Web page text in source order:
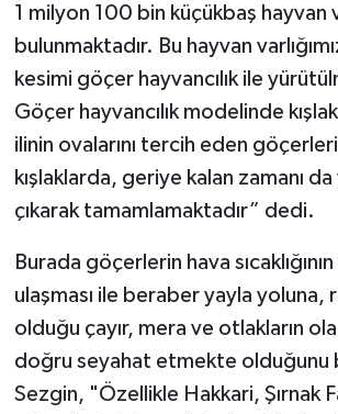
1 milyon 100 bin küçükbaş hayvan
bulunmaktadır. Bu hayvan
kesimi göçer hayvancılık ile
Göçer hayvancılık modelinde
ilinin ovalarını tercih eden
kışlaklarda, geriye kalan zamanı
çıkarak tamamlamaktadır” dedi.
Burada göçerlerin hava
ulaşması ile beraber yayla yoluna,
olduğu çayır, mera ve otlakların
doğru seyahat etmekte olduğunu
Sezgin, "Özellikle Hakkari, Şırnak